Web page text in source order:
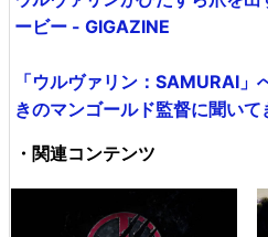
ービー - GIGAZINE
「ウルヴァリン：SAMURAI
きのマンゴールド監督に聞い
・関連コンテンツ